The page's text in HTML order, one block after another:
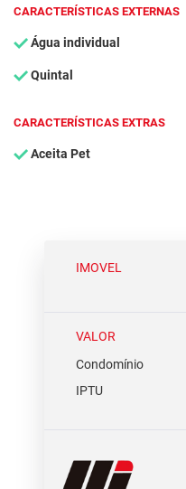
CARACTERÍSTICAS EXTERNAS
Água individual
Quintal
CARACTERÍSTICAS EXTRAS
Aceita Pet
IMOVEL
VALOR
Condomínio
IPTU